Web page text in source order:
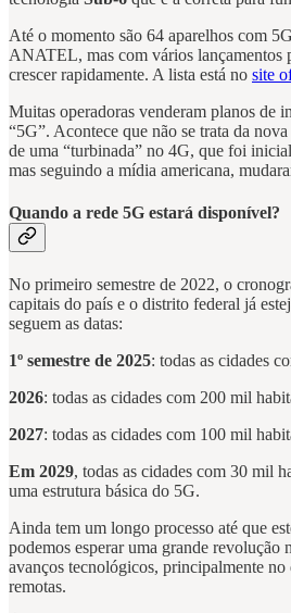
Até o momento são 64 aparelhos com
ANATEL, mas com vários lançamentos
crescer rapidamente. A lista está no site
Muitas operadoras venderam planos de
“5G”. Acontece que não se trata da
de uma “turbinada” no 4G, que foi
mas seguindo a mídia americana,
Quando a rede 5G estará disponível?
No primeiro semestre de 2022, o
capitais do país e o distrito federal já
seguem as datas:
1º semestre de 2025: todas as cidades
2026: todas as cidades com 200 mil
2027: todas as cidades com 100 mil
Em 2029, todas as cidades com 30 mil
uma estrutura básica do 5G.
Ainda tem um longo processo até que
podemos esperar uma grande revolução
avanços tecnológicos, principalmente no
remotas.